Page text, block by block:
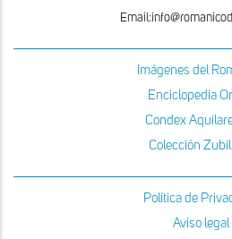
Imágenes del
Enciclopedia
Condex
Colección
Política de
Aviso legal